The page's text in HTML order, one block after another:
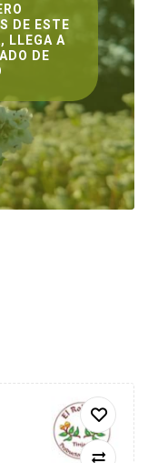
DE ESTE
LLEGA A
DE